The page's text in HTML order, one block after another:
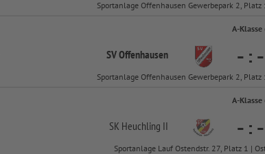
Sportanlage Offenhausen Gewerbepark 2,
A-Klasse
SV Offenhausen - : -
Sportanlage Offenhausen Gewerbepark 2,
A-Klasse
SK Heuchling II - : -
Sportanlage Lauf Ostendstr. 27, Platz 1 |